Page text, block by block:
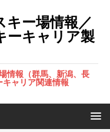
キー場情報／
ーキャリア製
情報（群馬、新潟、長
ャリア関連情報